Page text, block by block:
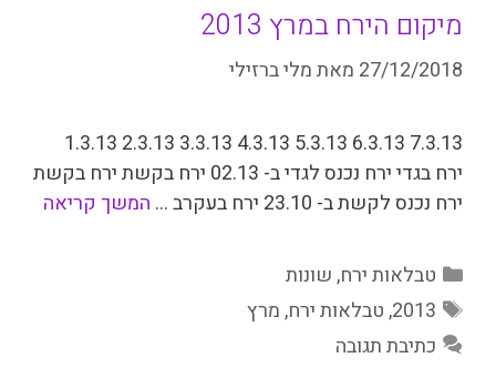
מיקום הירח במרץ 2013
27/12/2018 מאתמלי ברזילי
­7.3.13 6.3.13 5.3.13 4.3.13 3.3.13 2.3.13 1.3.13
ירח בגדי ירח נכנס לגדי ב- 02.13 ירח בקשת ירח בקשת
ירח נכנס לקשת ב- 23.10 ירח בעקרב …
המשך קריאה
קטגוריות
טבלאות ירח,שונות
תגיות
2013
,טבלאות ירח,מרץ
כתיבת תגובה